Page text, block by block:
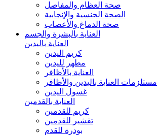
صحة العظام والمفاصل
الصحة الجنسية والإنجابية
صحة الدماغ والأعصاب
العناية بالبشرة والجسم
العناية باليدين
كريم اليدين
مطهر لليدين
العناية بالأظافر
مستلزمات العناية باليدين والأظافر
غسول اليدين
العناية بالقدمين
كريم للقدمين
تقشير للقدمين
بودرة للقدم